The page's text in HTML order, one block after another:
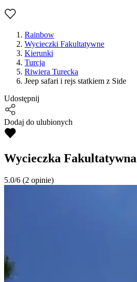
Rainbow
Wycieczki Fakultatywne
Kierunki
Turcja
Riwiera Turecka
Jeep safari i rejs statkiem z Side
Udostępnij
Dodaj do ulubionych
Wycieczka Fakultatywna
5.0/6 (2 opinie)